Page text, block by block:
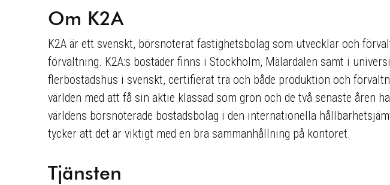
Om K2A
K2A är ett svenskt, börsnoterat fastighetsbolag som utvecklar och
förvaltning. K2A:s bostäder finns i Stockholm, Mälardalen samt i
flerbostadshus i svenskt, certifierat trä och både produktion och
världen med att få sin aktie klassad som grön och de två senaste
världens börsnoterade bostadsbolag i den internationella
tycker att det är viktigt med en bra sammanhållning på kontoret.
Tjänsten